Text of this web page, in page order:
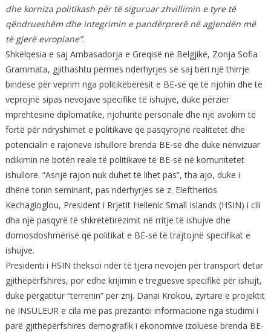
dhe korniza politikash për të siguruar zhvillimin e tyre të
qëndrueshëm dhe integrimin e pandërprerë në agjendën më
të gjerë evropiane”.
Shkëlqesia e saj Ambasadorja e Greqisë në Belgjikë, Zonja Sofia
Grammata, gjithashtu përmes ndërhyrjes së saj bëri një thirrje
bindëse për veprim nga politikëbërësit e BE-së që të njohin dhe të
veprojnë sipas nevojave specifike të ishujve, duke përzier
mprehtësinë diplomatike, njohuritë personale dhe një avokim të
fortë për ndryshimet e politikave që pasqyrojnë realitetet dhe
potencialin e rajoneve ishullore brenda BE-së dhe duke nënvizuar
ndikimin në botën reale të politikave të BE-së në komunitetet
ishullore. “Asnjë rajon nuk duhet të lihet pas”, tha ajo, duke i
dhënë tonin seminarit, pas ndërhyrjes së z. Eleftherios
Kechagioglou, President i Rrjetit Hellenic Small Islands (HSIN) i cili
dha një pasqyrë të shkretëtirëzimit në rritje të ishujve dhe
domosdoshmërisë që politikat e BE-së të trajtojnë specifikat e
ishujve.
Presidenti i HSIN theksoi ndër të tjera nevojën për transport detar
gjithëpërfshirës, por edhe krijimin e treguesve specifikë për ishujt,
duke përgatitur “terrenin” për znj. Danai Krokou, zyrtare e projektit
në INSULEUR e cila më pas prezantoi informacione nga studimi i
parë gjithëpërfshirës demografik i ekonomive izoluese brenda BE-